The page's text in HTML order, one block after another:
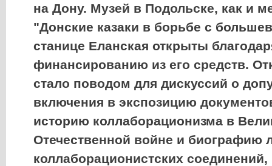
на Дону. Музей в Подольске, как и
"Донские казаки в борьбе с
станице Еланская открыты
финансированию из его средств.
стало поводом для дискуссий о
включения в экспозицию
историю коллаборационизма в
Отечественной войне и биографию
коллаборационистских соединений,